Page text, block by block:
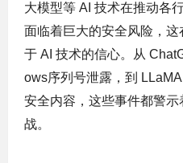
大模型等 AI 技术在推动各
面临着巨大的安全风险，
于 AI 技术的信心。从
ows序列号泄露，到
安全内容，这些事件都警
战。